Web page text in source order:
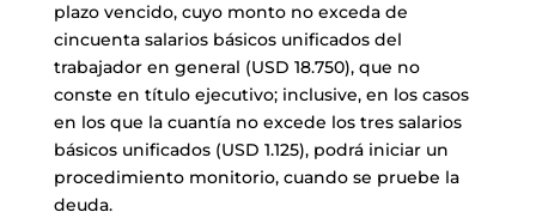
plazo vencido, cuyo monto no exceda de
cincuenta salarios básicos unificados del
trabajador en general (USD 18.750), que no
conste en título ejecutivo; inclusive, en los casos
en los que la cuantía no excede los tres salarios
básicos unificados (USD 1.125), podrá iniciar un
procedimiento monitorio, cuando se pruebe la
deuda.